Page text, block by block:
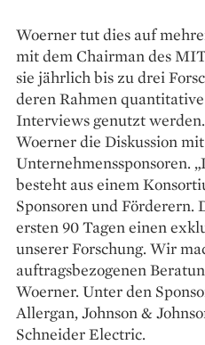
Woerner tut dies auf
mit dem Chairman des
sie jährlich bis zu drei
deren Rahmen
Interviews genutzt
Woerner die Diskussion
Unternehmenssponsoren.
besteht aus einem
Sponsoren und Förderern.
ersten 90 Tagen einen
unserer ­Forschung. Wir
auftragsbezogenen
Woerner. Unter den
Allergan, ­Johnson &
Schneider Electric.